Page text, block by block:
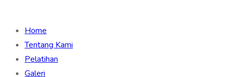
Home
Tentang Kami
Pelatihan
Galeri